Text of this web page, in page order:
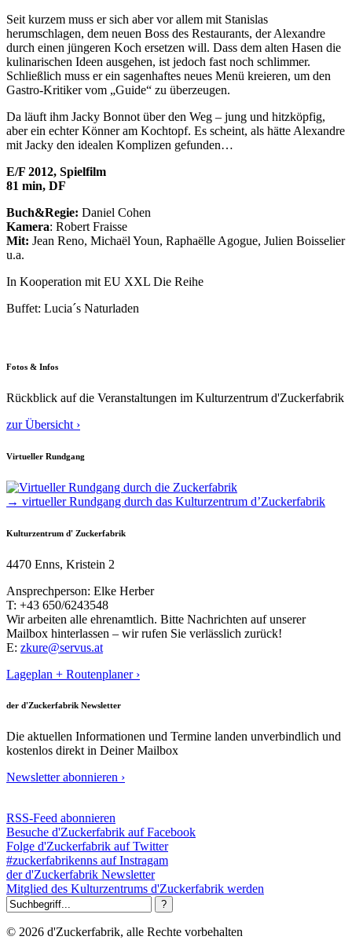
Seit kurzem muss er sich aber vor allem mit Stanislas
herumschlagen, dem neuen Boss des Restaurants, der Alexandre
durch einen jüngeren Koch ersetzen will. Dass dem alten Hasen die
kulinarischen Ideen ausgehen, ist jedoch fast noch schlimmer.
Schließlich muss er ein sagenhaftes neues Menü kreieren, um den
Gastro-Kritiker vom „Guide“ zu überzeugen.
Da läuft ihm Jacky Bonnot über den Weg – jung und hitzköpfig,
aber ein echter Könner am Kochtopf. Es scheint, als hätte Alexandre
mit Jacky den idealen Komplizen gefunden…
E/F 2012, Spielfilm
81 min, DF
Buch&Regie: Daniel Cohen
Kamera: Robert Fraisse
Mit: Jean Reno, Michaël Youn, Raphaëlle Agogue, Julien Boisselier
u.a.
In Kooperation mit EU XXL Die Reihe
Buffet: Lucia´s Naturladen
Fotos & Infos
Rückblick auf die Veranstaltungen im Kulturzentrum d'Zuckerfabrik
zur Übersicht ›
Virtueller Rundgang
→ virtueller Rundgang durch das Kulturzentrum d’Zuckerfabrik
Kulturzentrum d' Zuckerfabrik
4470 Enns, Kristein 2
Ansprechperson: Elke Herber
T: +43 650/6243548
Wir arbeiten alle ehrenamtlich. Bitte Nachrichten auf unserer
Mailbox hinterlassen – wir rufen Sie verlässlich zurück!
E: zkure@servus.at
Lageplan + Routenplaner ›
der d'Zuckerfabrik Newsletter
Die aktuellen Informationen und Termine landen unverbindlich und
kostenlos direkt in Deiner Mailbox
Newsletter abonnieren ›
RSS-Feed abonnieren
Besuche d'Zuckerfabrik auf Facebook
Folge d'Zuckerfabrik auf Twitter
#zuckerfabrikenns auf Instragam
der d'Zuckerfabrik Newsletter
Mitglied des Kulturzentrums d'Zuckerfabrik werden
© 2026 d'Zuckerfabrik, alle Rechte vorbehalten